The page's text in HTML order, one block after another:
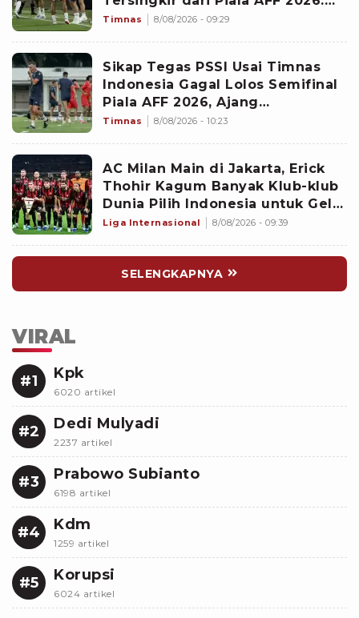
Memalukan!
Timnas 8/08/2026 - 09:29
Sikap Tegas PSSI Usai Timnas
Indonesia Gagal Lolos Semifinal
Piala AFF 2026, Ajang
Selanjutnya Jadi Pembuktian
Timnas 8/08/2026 - 10:23
AC Milan Main di Jakarta, Erick
Thohir Kagum Banyak Klub-klub
Dunia Pilih Indonesia untuk Gelar
Pramusim: Dampaknya Positif
Liga Internasional 8/08/2026 - 09:39
SELENGKAPNYA
VIRAL
#1 Kpk
6020 artikel
#2 Dedi Mulyadi
2237 artikel
#3 Prabowo Subianto
6198 artikel
#4 Kdm
1259 artikel
#5 Korupsi
6024 artikel